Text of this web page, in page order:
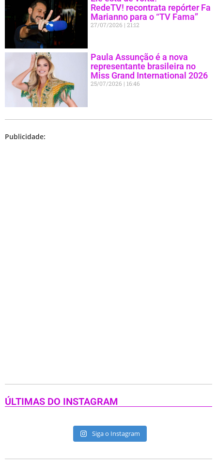
RedeTV! recontrata repórter Fa
Marianno para o “TV Fama”
27/07/2026 21:12
Paula Assunção é a nova
representante brasileira no
Miss Grand International 2026
25/07/2026 16:46
Publicidade:
ÚLTIMAS DO INSTAGRAM
Siga o Instagram